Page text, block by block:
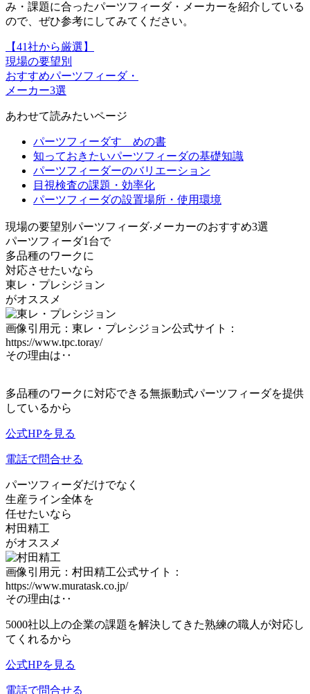
み・課題に合ったパーツフィーダ・メーカーを紹介している
ので、ぜひ参考にしてみてください。
【41社から厳選】
現場の要望別
おすすめパーツフィーダ・
メーカー3選
あわせて読みたいページ
パーツフィーダすゝめの書
知っておきたいパーツフィーダの基礎知識
パーツフィーダーのバリエーション
目視検査の課題・効率化
パーツフィーダの設置場所・使用環境
現場の要望別 パーツフィーダ‧メーカーのおすすめ3選
パーツフィーダ1台で
多品種のワークに
対応させたいなら
東レ・プレシジョン
がオススメ
画像引用元：東レ・プレシジョン公式サイト：
https://www.tpc.toray/
その理由は‥
多品種のワークに対応できる無振動式パーツフィーダを提供
しているから
公式HPを見る
電話で問合せる
パーツフィーダだけでなく
⽣産ライン全体を
任せたいなら
村⽥精⼯
がオススメ
画像引用元：村田精工公式サイト：
https://www.muratask.co.jp/
その理由は‥
5000社以上の企業の課題を解決してきた熟練の職人 が対応し
てくれるから
公式HPを見る
電話で問合せる